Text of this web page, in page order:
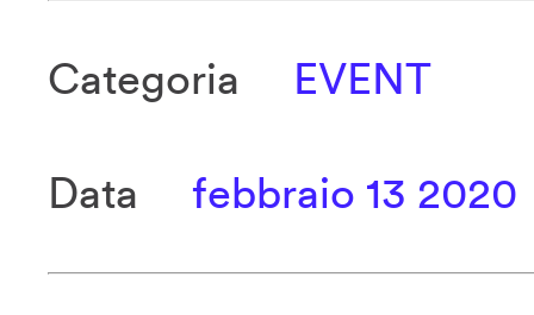
Categoria EVENT
Data febbraio 13 2020